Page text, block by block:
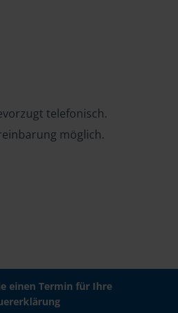
telefonisch.
möglich.
einen Termin für Ihre